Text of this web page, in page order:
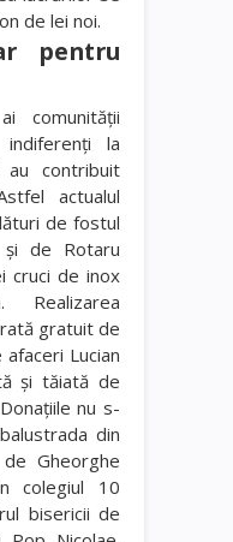
de lei noi.
pentru
comunităţii
la
au contribuit
actualul
de fostul
şi de Rotaru
cruci de inox
gratuit de
Lucian
şi tăiată de
nu s-
din
Gheorghe
colegiul 10
bisericii de